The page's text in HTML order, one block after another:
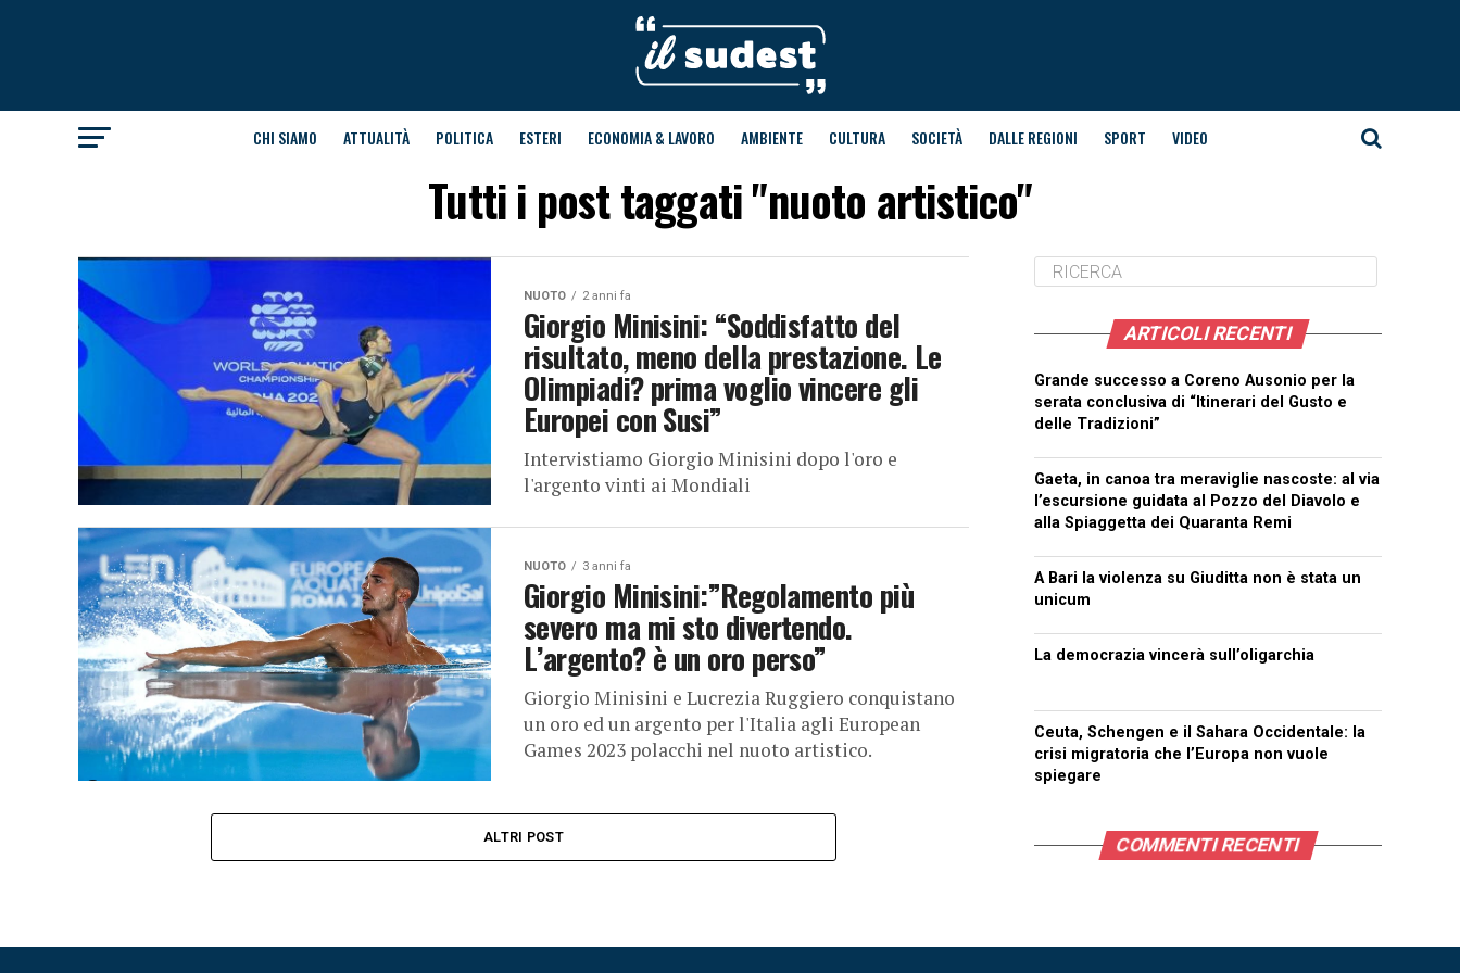
CHI SIAMO ATTUALITÀ POLITICA ESTERI ECONOMIA & LAVORO AMBIENTE CULTURA SOCIETÀ DALLE REGIONI SPORT VIDEO
Tutti i post taggati "nuoto artistico"
NUOTO 2 anni fa
Giorgio Minisini: “Soddisfatto del
risultato, meno della prestazione. Le
Olimpiadi? prima voglio vincere gli
Europei con Susi”
Intervistiamo Giorgio Minisini dopo l'oro e
l'argento vinti ai Mondiali
NUOTO 3 anni fa
Giorgio Minisini:”Regolamento più
severo ma mi sto divertendo.
L’argento? è un oro perso”
Giorgio Minisini e Lucrezia Ruggiero conquistano
un oro ed un argento per l'Italia agli European
Games 2023 polacchi nel nuoto artistico.
ALTRI POST
ARTICOLI RECENTI
Grande successo a Coreno Ausonio per la
serata conclusiva di “Itinerari del Gusto e
delle Tradizioni”
Gaeta, in canoa tra meraviglie nascoste: al via
l’escursione guidata al Pozzo del Diavolo e
alla Spiaggetta dei Quaranta Remi
A Bari la violenza su Giuditta non è stata un
unicum
La democrazia vincerà sull’oligarchia
Ceuta, Schengen e il Sahara Occidentale: la
crisi migratoria che l’Europa non vuole
spiegare
COMMENTI RECENTI